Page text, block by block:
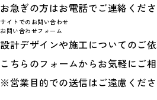
お急ぎの方はお電話でご連絡くださ
サイトでのお問い合わせ
お問い合わせフォーム
設計デザインや施工についてのご
こちらのフォームからお気軽にご相
※営業目的での送信はご遠慮くださ